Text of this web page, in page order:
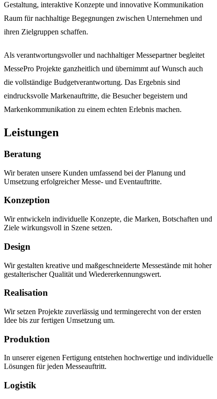
Gestaltung, interaktive Konzepte und innovative Kommunikation
Raum für nachhaltige Begegnungen zwischen Unternehmen und
ihren Zielgruppen schaffen.
Als verantwortungsvoller und nachhaltiger Messepartner begleitet
MessePro Projekte ganzheitlich und übernimmt auf Wunsch auch
die vollständige Budgetverantwortung. Das Ergebnis sind
eindrucksvolle Markenauftritte, die Besucher begeistern und
Markenkommunikation zu einem echten Erlebnis machen.
Leistungen
Beratung
Wir beraten unsere Kunden umfassend bei der Planung und
Umsetzung erfolgreicher Messe- und Eventauftritte.
Konzeption
Wir entwickeln individuelle Konzepte, die Marken, Botschaften und
Ziele wirkungsvoll in Szene setzen.
Design
Wir gestalten kreative und maßgeschneiderte Messestände mit hoher
gestalterischer Qualität und Wiedererkennungswert.
Realisation
Wir setzen Projekte zuverlässig und termingerecht von der ersten
Idee bis zur fertigen Umsetzung um.
Produktion
In unserer eigenen Fertigung entstehen hochwertige und individuelle
Lösungen für jeden Messeauftritt.
Logistik